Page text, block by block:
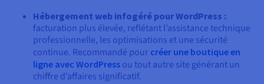
Hébergement web infogéré pour WordPress :
facturation plus élevée, reflétant l’assistance technique
professionnelle, les optimisations et une sécurité
continue. Recommandé pour créer une boutique en
ligne avec WordPress ou tout autre site générant un
chiffre d’affaires significatif.